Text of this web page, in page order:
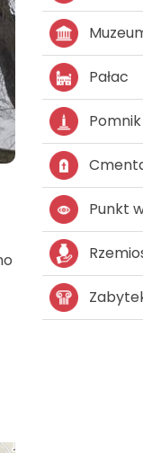
Pałac
Pomnik
Punkt